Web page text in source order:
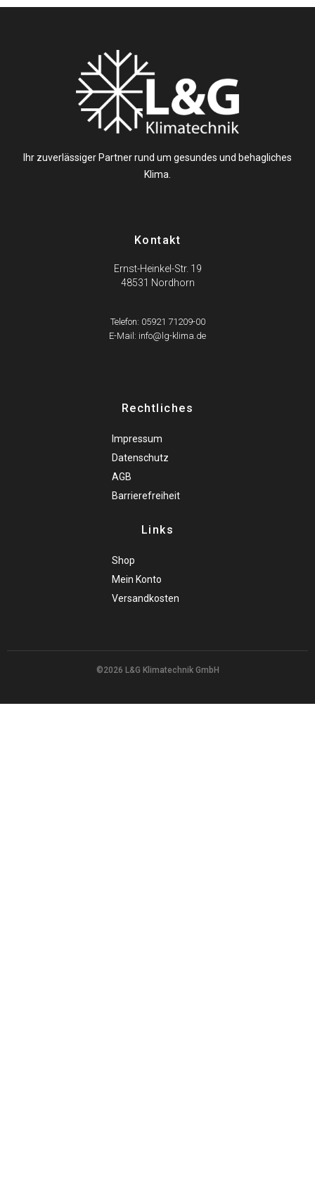
Ihr zuverlässiger Partner rund um gesundes und behagliches
Klima.
Kontakt
Ernst-Heinkel-Str. 19
48531 Nordhorn
Telefon: 05921 71209-00
E-Mail: info@lg-klima.de
Rechtliches
Impressum
Datenschutz
AGB
Barrierefreiheit
Links
Shop
Mein Konto
Versandkosten
©2026 L&G Klimatechnik GmbH